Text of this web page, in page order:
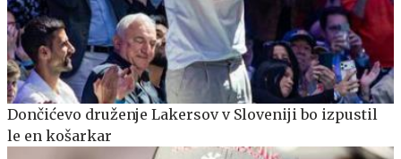
Dončićevo druženje Lakersov v Sloveniji bo izpustil
le en košarkar